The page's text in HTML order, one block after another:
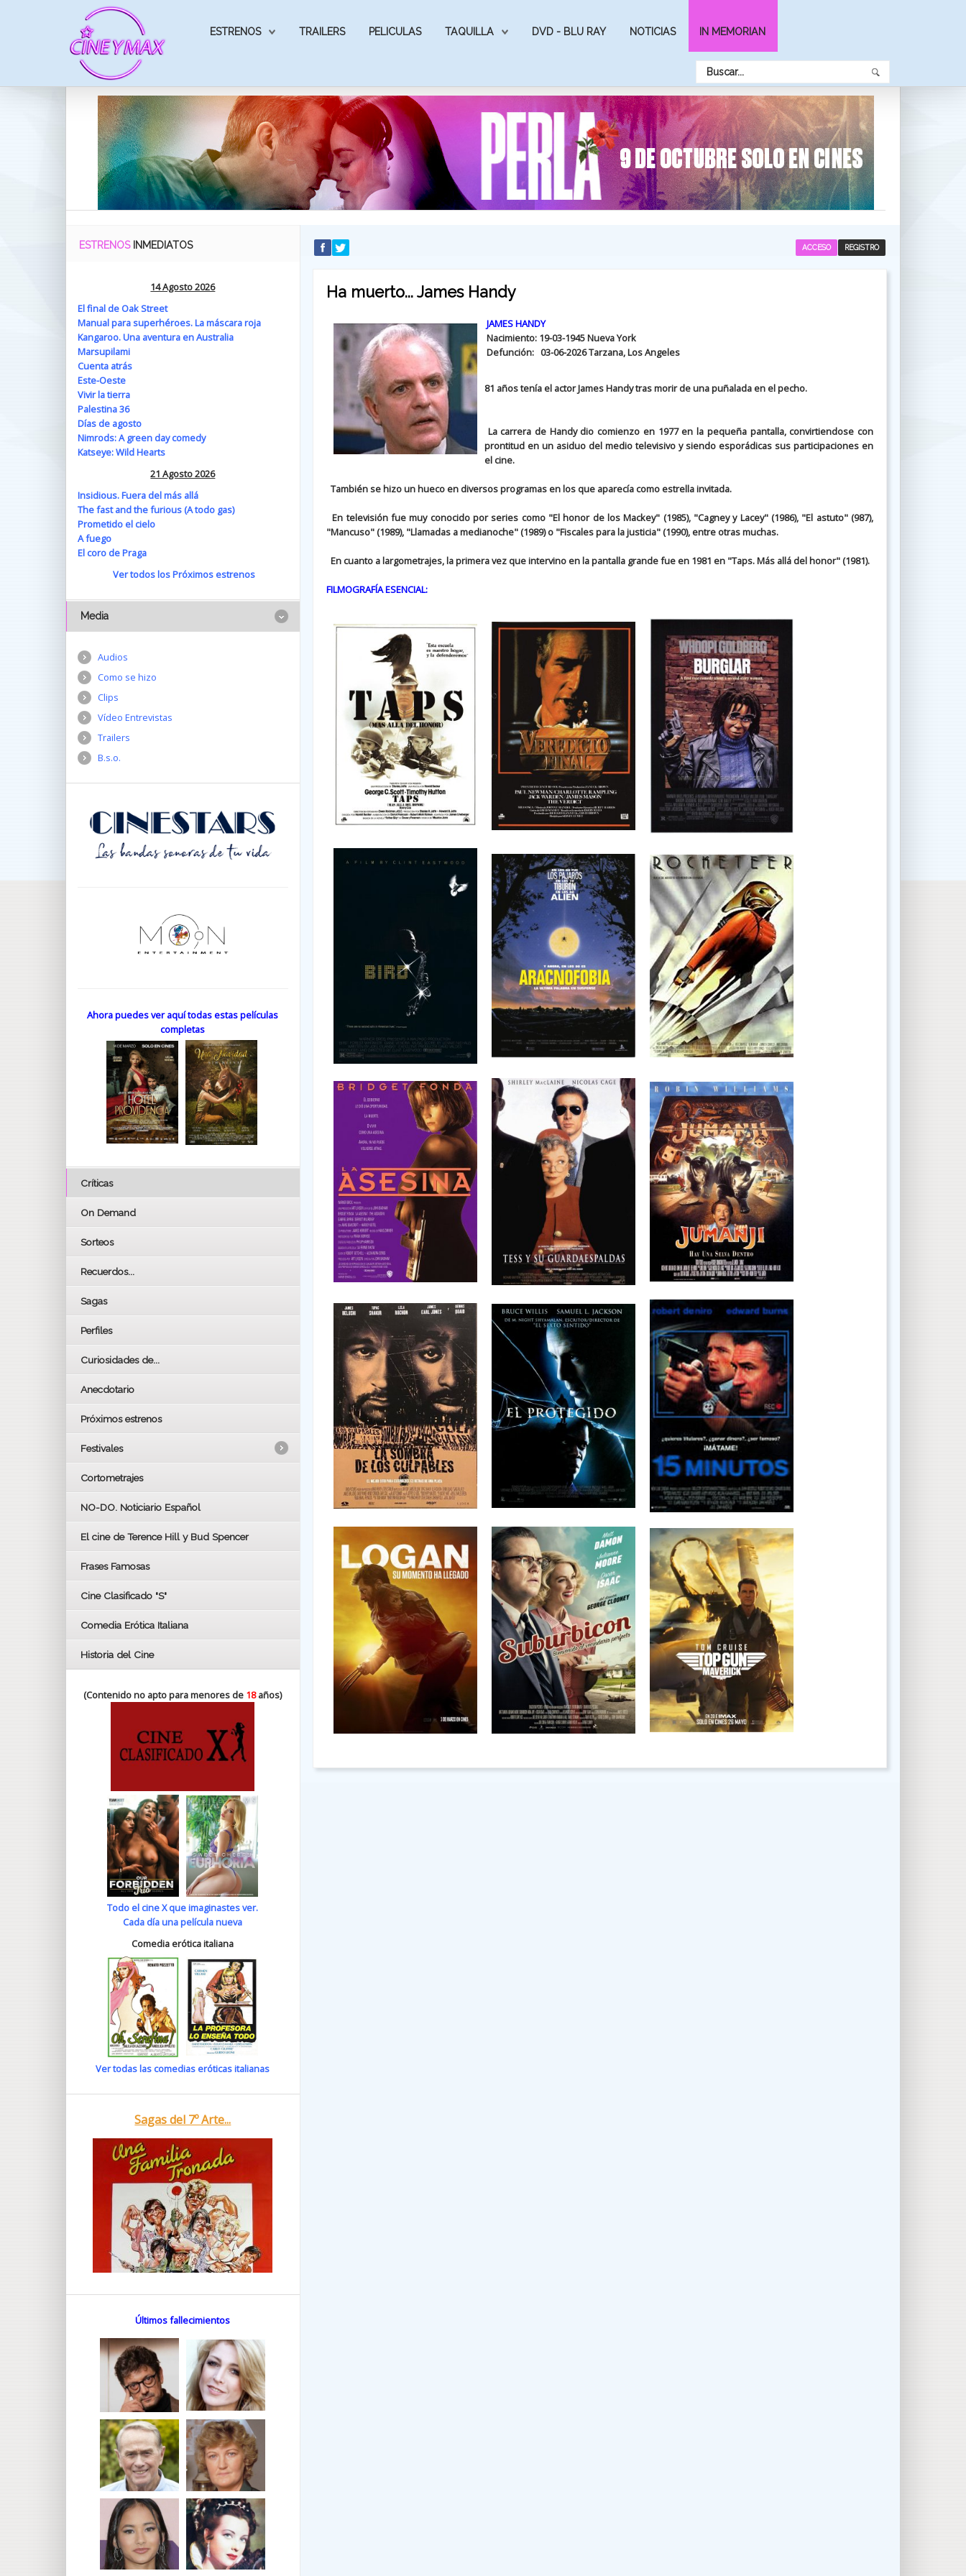
ESTRENOS TRAILERS PELICULAS TAQUILLA DVD - BLU RAY NOTICIAS IN MEMORIAN
REGISTRO
ACCESO
Ha muerto... James Handy
JAMES HANDY
Nacimiento: 19-03-1945 Nueva York
Defunción: 03-06-2026 Tarzana, Los Angeles
81 años tenía el actor James Handy tras morir de una puñalada en el pecho.
La carrera de Handy dio comienzo en 1977 en la pequeña pantalla, convirtiendose con
prontitud en un asiduo del medio televisivo y siendo esporádicas sus participaciones en
el cine.
También se hizo un hueco en diversos programas en los que aparecía como estrella invitada.
En televisión fue muy conocido por series como "El honor de los Mackey" (1985), "Cagney y Lacey" (1986), "El astuto" (987),
"Mancuso" (1989), "Llamadas a medianoche" (1989) o "Fiscales para la justicia" (1990), entre otras muchas.
En cuanto a largometrajes, la primera vez que intervino en la pantalla grande fue en 1981 en "Taps. Más allá del honor" (1981).
FILMOGRAFÍA ESENCIAL:
ESTRENOS INMEDIATOS
14 Agosto 2026
El final de Oak Street
Manual para superhéroes. La máscara roja
Kangaroo. Una aventura en Australia
Marsupilami
Cuenta atrás
Este-Oeste
Vivir la tierra
Palestina 36
Días de agosto
Nimrods: A green day comedy
Katseye: Wild Hearts
21 Agosto 2026
Insidious. Fuera del más allá
The fast and the furious (A todo gas)
Prometido el cielo
A fuego
El coro de Praga
Ver todos los Próximos estrenos
Media
Audios
Como se hizo
Clips
Vídeo Entrevistas
Trailers
B.s.o.
Ahora puedes ver aquí todas estas películas
completas
Críticas
On Demand
Sorteos
Recuerdos...
Sagas
Perfiles
Curiosidades de...
Anecdotario
Próximos estrenos
Festivales
LOS OSCARS
BAFTA
Cortometrajes
NO-DO. Noticiario Español
El cine de Terence Hill y Bud Spencer
Frases Famosas
Cine Clasificado "S"
Comedia Erótica Italiana
Historia del Cine
(Contenido no apto para menores de 18años)
Todo el cine X que imaginastes ver.
Cada día una película nueva
Comedia erótica italiana
Ver todas las comedias eróticas italianas
Sagas del 7º Arte...
Últimos fallecimientos